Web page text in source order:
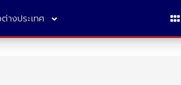
ต่างประเทศ